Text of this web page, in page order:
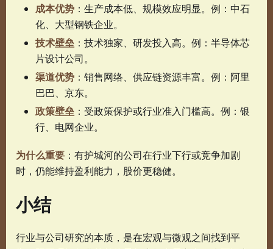
成本优势 ：生产成本低、规模效应明显。例：中石
化、大型钢铁企业。
技术壁垒 ：技术独家、研发投入高。例：半导体芯
片设计公司。
渠道优势 ：销售网络、供应链资源丰富。例：阿里
巴巴、京东。
政策壁垒 ：受政策保护或行业准入门槛高。例：银
行、电网企业。
为什么重要 ：有护城河的公司在行业下行或竞争加剧
时，仍能维持盈利能力，股价更稳健。
小结
行业与公司研究的本质，是在宏观与微观之间找到平